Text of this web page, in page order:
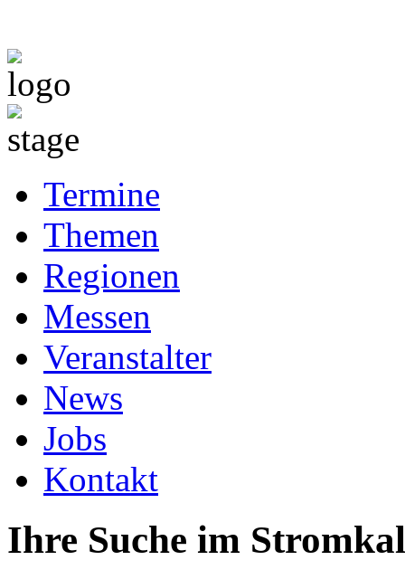
Termine
Themen
Regionen
Messen
Veranstalter
News
Jobs
Kontakt
Ihre Suche im